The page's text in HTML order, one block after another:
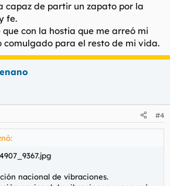
capaz de partir un zapato por la
fe.
con la hostia que me arreó mi
comulgado para el resto de mi vida.
#4
nacional de vibraciones.